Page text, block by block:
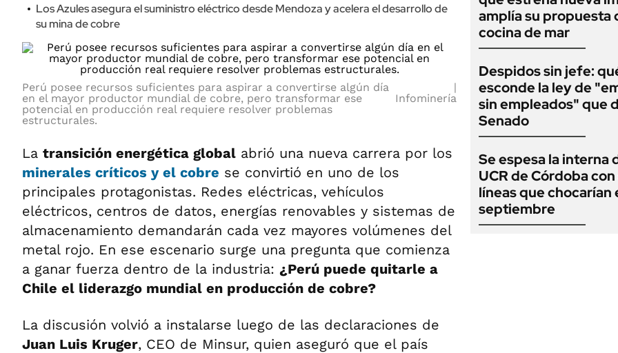
Los Azules asegura el suministro eléctrico desde Mendoza y acelera el desarrollo de
su mina de cobre
Perú posee recursos suficientes para aspirar a convertirse algún día
en el mayor productor mundial de cobre, pero transformar ese
potencial en producción real requiere resolver problemas
estructurales.
Infominería
La transición energética global abrió una nueva carrera por los
minerales críticos y el cobre se convirtió en uno de los
principales protagonistas. Redes eléctricas, vehículos
eléctricos, centros de datos, energías renovables y sistemas de
almacenamiento demandarán cada vez mayores volúmenes del
metal rojo. En ese escenario surge una pregunta que comienza
a ganar fuerza dentro de la industria: ¿Perú puede quitarle a
Chile el liderazgo mundial en producción de cobre?
La discusión volvió a instalarse luego de las declaraciones de
Juan Luis Kruger, CEO de Minsur, quien aseguró que el país
amplía su propuesta
cocina de mar
Despidos sin jefe:
esconde la ley de
sin empleados" que
Senado
Se espesa la interna
UCR de Córdoba
líneas que chocarían
septiembre